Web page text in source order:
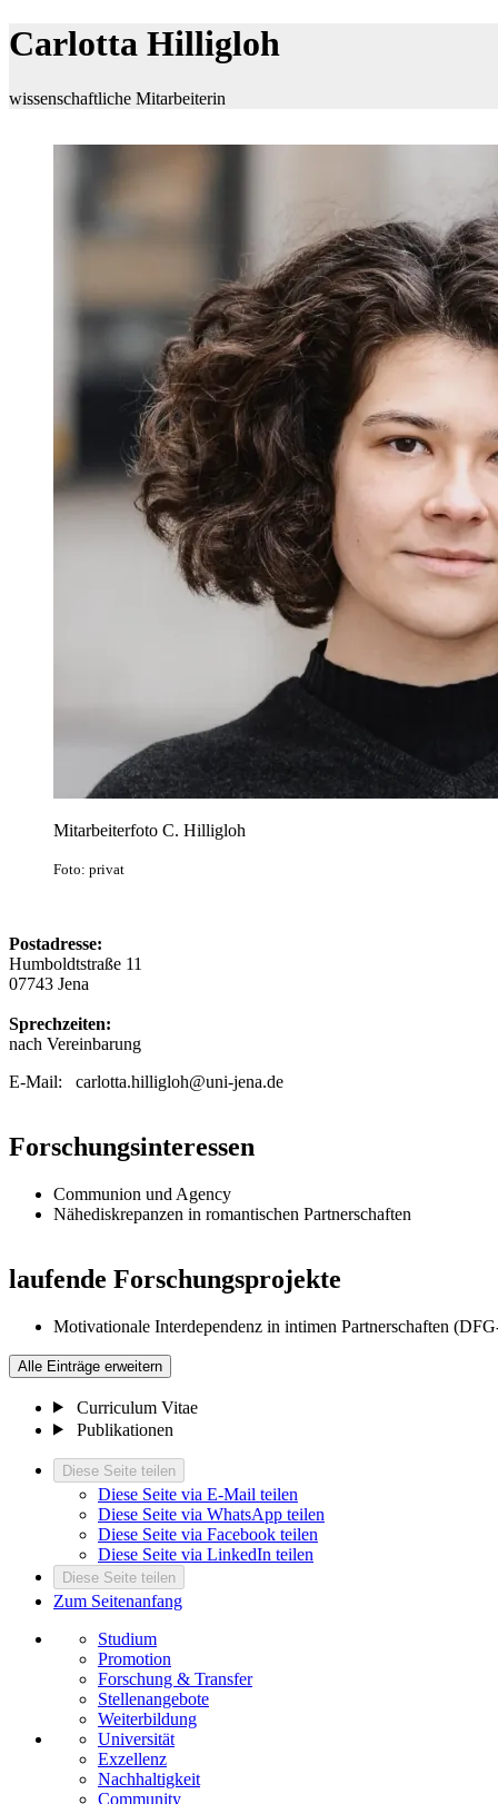
Carlotta Hilligloh
wissenschaftliche Mitarbeiterin
Mitarbeiterfoto C. Hilligloh
Foto: privat
Postadresse:
Humboldtstraße 11
07743 Jena
Sprechzeiten:
nach Vereinbarung
E-Mail: carlotta.hilligloh@uni-jena.de
Forschungsinteressen
Communion und Agency
Nähediskrepanzen in romantischen Partnerschaften
laufende Forschungsprojekte
Motivationale Interdependenz in intimen Partnerschaften
Alle Einträge erweitern
Curriculum Vitae
Publikationen
Diese Seite teilen
Diese Seite via E-Mail teilen
Diese Seite via WhatsApp teilen
Diese Seite via Facebook teilen
Diese Seite via LinkedIn teilen
Diese Seite teilen
Zum Seitenanfang
Studium
Promotion
Forschung & Transfer
Stellenangebote
Weiterbildung
Universität
Exzellenz
Nachhaltigkeit
Community